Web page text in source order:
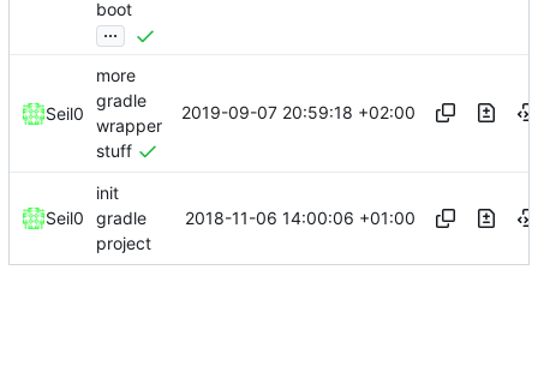
boot
...
Seil0
more
gradle
wrapper
stuff
2019-09-07 20:59:18 +02:00
Seil0
init
gradle
project
2018-11-06 14:00:06 +01:00